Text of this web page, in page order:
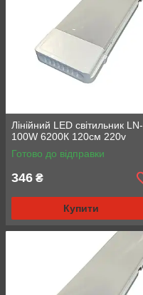
Лінійний LED світильник LN-
100W 6200К 120см 220v
Готово до відправки
346 ₴
Купити